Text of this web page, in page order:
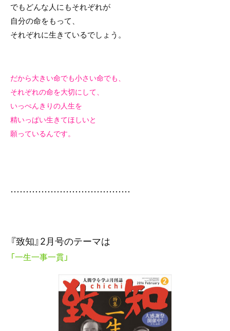
でもどんな人にもそれぞれが
自分の命をもって、
それぞれに生きているでしょう。
だから大きい命でも小さい命でも、
それぞれの命を大切にして、
いっぺんきりの人生を
精いっぱい生きてほしいと
願っているんです。
…………………………………
『致知』2月号のテーマは
「一生一事一貫」